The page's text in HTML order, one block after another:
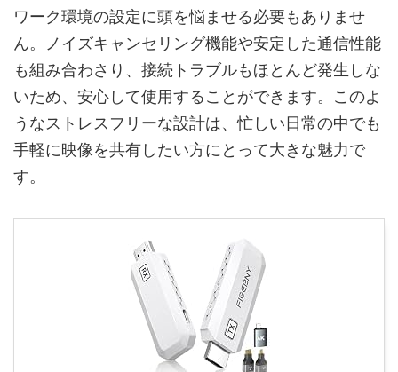
ワーク環境の設定に頭を悩ませる必要もありませ
ん。ノイズキャンセリング機能や安定した通信性能
も組み合わさり、接続トラブルもほとんど発生しな
いため、安心して使用することができます。このよ
うなストレスフリーな設計は、忙しい日常の中でも
手軽に映像を共有したい方にとって大きな魅力で
す。